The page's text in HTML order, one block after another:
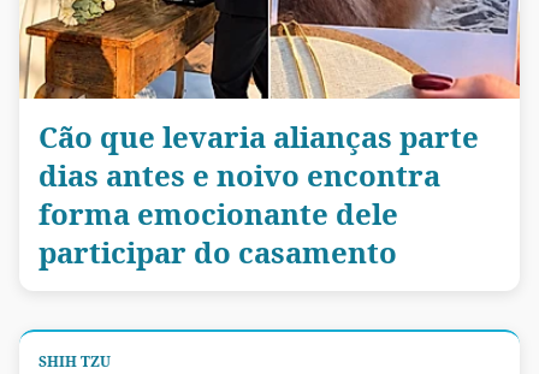
Cão que levaria alianças parte
dias antes e noivo encontra
forma emocionante dele
participar do casamento
SHIH TZU